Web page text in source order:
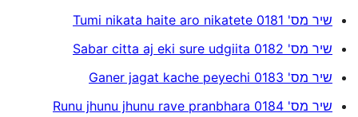
שיר מס' 0181 Tumi nikata haite aro nikatete
שיר מס' 0182 Sabar citta aj eki sure udgiita
שיר מס' 0183 Ganer jagat kache peyechi
שיר מס' 0184 Runu jhunu jhunu rave pranbhara